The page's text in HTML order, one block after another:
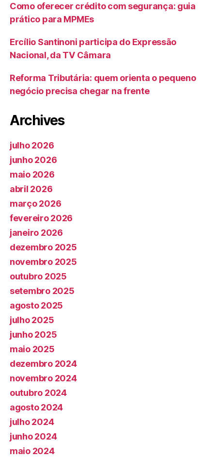
Como oferecer crédito com segurança: guia
prático para MPMEs
Ercílio Santinoni participa do Expressão
Nacional, da TV Câmara
Reforma Tributária: quem orienta o pequeno
negócio precisa chegar na frente
Archives
julho 2026
junho 2026
maio 2026
abril 2026
março 2026
fevereiro 2026
janeiro 2026
dezembro 2025
novembro 2025
outubro 2025
setembro 2025
agosto 2025
julho 2025
junho 2025
maio 2025
dezembro 2024
novembro 2024
outubro 2024
agosto 2024
julho 2024
junho 2024
maio 2024